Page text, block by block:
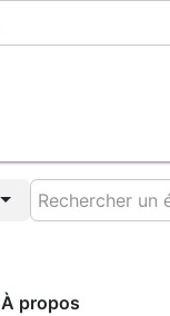
À propos